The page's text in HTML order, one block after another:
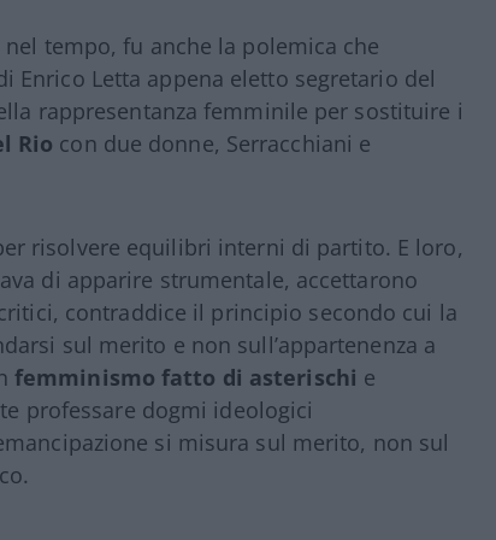
tempo, fu anche la polemica che
Enrico Letta appena eletto segretario del
rappresentanza femminile per sostituire i
Rio con due donne, Serracchiani e
risolvere equilibri interni di partito. E loro,
di apparire strumentale, accettarono
contraddice il principio secondo cui la
sul merito e non sull’appartenenza a
femminismo fatto di asterischi e
professare dogmi ideologici
si misura sul merito, non sul